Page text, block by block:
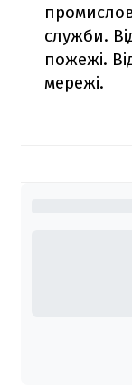
служби.
пожежі.
мережі.